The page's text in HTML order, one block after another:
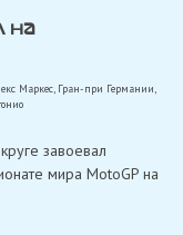
на
Маркес, Гран-при Германии
завоевал
мира MotoGP на